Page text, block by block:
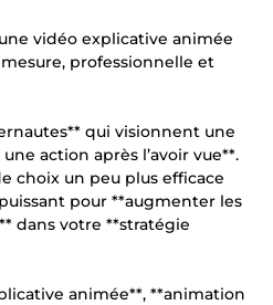
vidéo explicative animée
professionnelle et
qui visionnent une
action après l’avoir vue**.
choix un peu plus efficace
pour **augmenter les
dans votre **stratégie
animée**, **animation